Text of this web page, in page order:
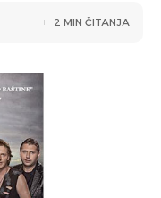
2 MIN ČITANJA